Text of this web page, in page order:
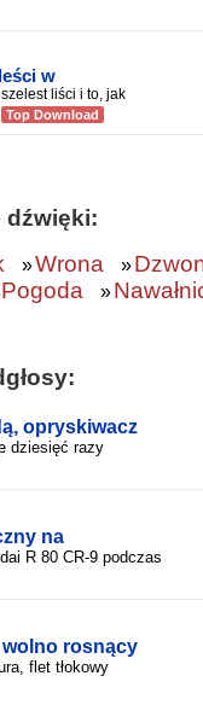
w
liści i to, jak
Top Download
dźwięki:
»Wrona »
Pogoda »
opryskiwacz
dziesięć razy
na
R 80 CR-9 podczas
wolno rosnący
flet tłokowy